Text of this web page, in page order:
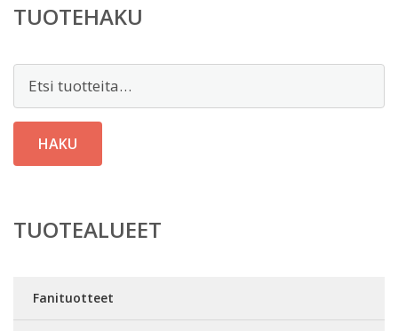
TUOTEHAKU
Etsi:
HAKU
TUOTEALUEET
Fanituotteet